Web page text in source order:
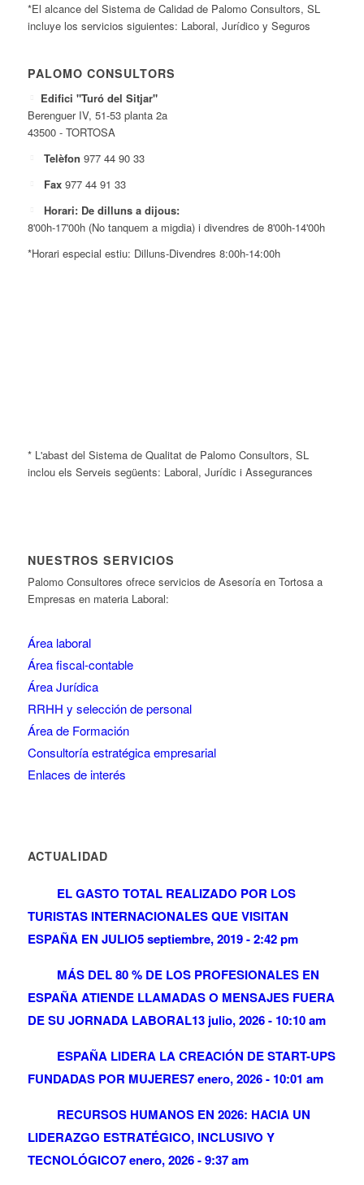
*El alcance del Sistema de Calidad de Palomo Consultors, SL
incluye los servicios siguientes: Laboral, Jurídico y Seguros
PALOMO CONSULTORS
Edifici "Turó del Sitjar"
Berenguer IV, 51-53 planta 2a
43500 - TORTOSA
Telèfon 977 44 90 33
Fax 977 44 91 33
Horari: De dilluns a dijous:
8'00h-17'00h (No tanquem a migdia) i divendres de 8'00h-14'00h
*Horari especial estiu: Dilluns-Divendres 8:00h-14:00h
* L'abast del Sistema de Qualitat de Palomo Consultors, SL
inclou els Serveis següents: Laboral, Jurídic i Assegurances
NUESTROS SERVICIOS
Palomo Consultores ofrece servicios de Asesoría en Tortosa a
Empresas en materia Laboral:
Área laboral
Área fiscal-contable
Área Jurídica
RRHH y selección de personal
Área de Formación
Consultoría estratégica empresarial
Enlaces de interés
ACTUALIDAD
EL GASTO TOTAL REALIZADO POR LOS
TURISTAS INTERNACIONALES QUE VISITAN
ESPAÑA EN JULIO5 septiembre, 2019 - 2:42 pm
MÁS DEL 80 % DE LOS PROFESIONALES EN
ESPAÑA ATIENDE LLAMADAS O MENSAJES FUERA
DE SU JORNADA LABORAL13 julio, 2026 - 10:10 am
ESPAÑA LIDERA LA CREACIÓN DE START-UPS
FUNDADAS POR MUJERES7 enero, 2026 - 10:01 am
RECURSOS HUMANOS EN 2026: HACIA UN
LIDERAZGO ESTRATÉGICO, INCLUSIVO Y
TECNOLÓGICO7 enero, 2026 - 9:37 am